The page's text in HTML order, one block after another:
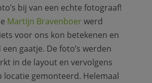
bij van een echte fotograaf!
Martijn Bravenboerwerd
voor ons kon betekenen en
gaatje. De foto’s werden
in de layout en vervolgens
gemonteerd. Helemaal